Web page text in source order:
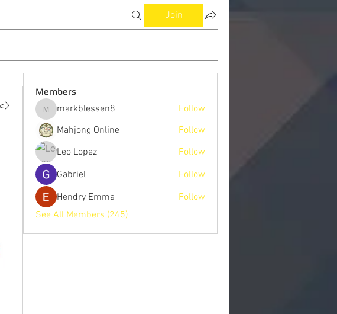
Join
Members
markblessen8
markblessen8
Follow
Mahjong Online
Follow
Leo Lopez
Follow
Gabriel
Follow
Hendry Emma
Follow
See All Members (245)